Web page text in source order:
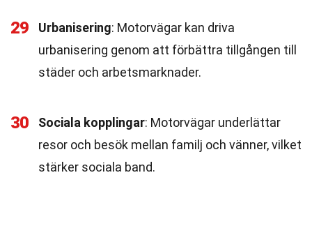
29 Urbanisering: Motorvägar kan driva
urbanisering genom att förbättra tillgången till
städer och arbetsmarknader.
30 Sociala kopplingar: Motorvägar underlättar
resor och besök mellan familj och vänner, vilket
stärker sociala band.